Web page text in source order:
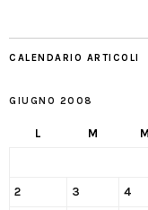
CALENDARIO ARTICOLI
GIUGNO 2008
L M M
2 3 4